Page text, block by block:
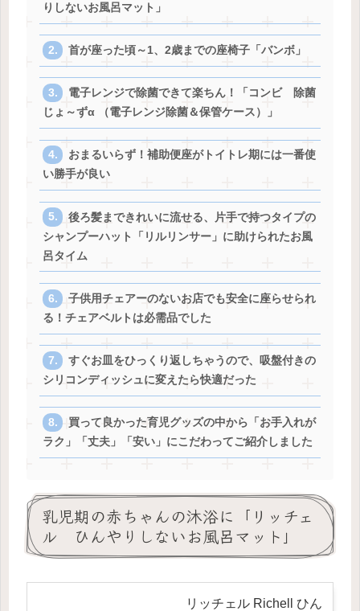
りしないお風呂マット」
首が座った頃～1、2歳までの座椅子「バンボ」
電子レンジで除菌できて楽ちん！「コンビ 除菌
じょ～ずα （電子レンジ除菌＆保管ケース）」
おまるいらず！補助便座がトイトレ期には一番使
い勝手が良い
後ろ髪まできれいに流せる、片手で持つタイプの
シャンプーハット「リルリンサー」に助けられたお風
呂タイム
子供用チェアーのないお店でも安全に座らせられ
る！チェアベルトは必需品でした
すぐお皿をひっくり返しちゃうので、吸盤付きの
シリコンディッシュに変えたら快適だった
買って良かった育児グッズの中から「お手入れが
ラク」「丈夫」「安い」にこだわってご紹介しました
乳児期の赤ちゃんの沐浴に「リッチェ
ル ひんやりしないお風呂マット」
リッチェル Richell ひん